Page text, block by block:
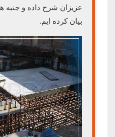
عزیزان شرح داده و جنبه
بیان کرده ایم.